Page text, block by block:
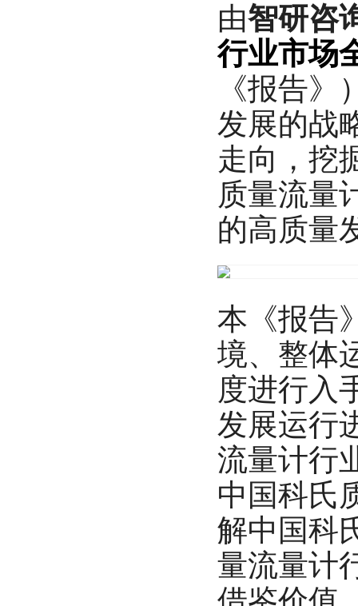
由智研咨
行业市场
《报告
发展的战
走向，挖
质量流量
的高质量
本《报告
境、整体
度进行入
发展运行
流量计行
中国科氏
解中国科
量流量计